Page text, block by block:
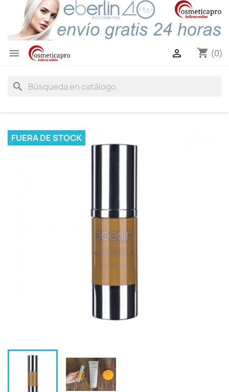
 shopping_cart (0)

search
FUERA DE STOCK